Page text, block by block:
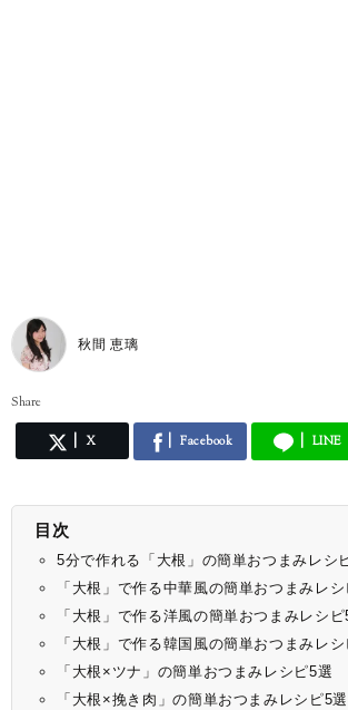
秋間 恵璃
Share
X Facebook LINE
目次
5分で作れる「大根」の簡単おつまみレシ
「大根」で作る中華風の簡単おつまみレシ
「大根」で作る洋風の簡単おつまみレシピ
「大根」で作る韓国風の簡単おつまみレシ
「大根×ツナ」の簡単おつまみレシピ5選
「大根×挽き肉」の簡単おつまみレシピ5選